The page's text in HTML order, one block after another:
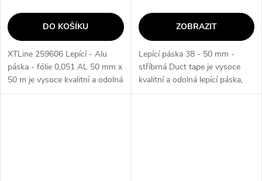
DO KOŠÍKU
XTLine 259606 Lepící - Alu
páska - fólie 0,051 AL 50 mm x
50 m je vysoce kvalitní a odolná
páska, která slouží k
ZOBRAZIT
Lepící páska 38 - 50 mm -
stříbrná Duct tape je vysoce
kvalitní a odolná lepící páska,
která je ideální pro různé účely.